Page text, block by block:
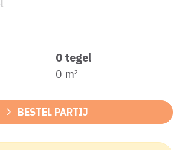
0 tegel
0 m²
BESTEL PARTIJ